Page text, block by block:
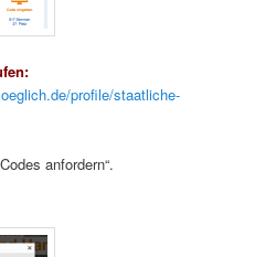
profile/staatliche-
anfordern“.